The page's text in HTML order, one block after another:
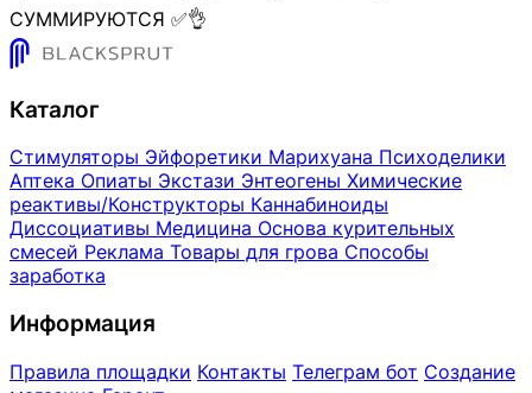
СУММИРУЮТСЯ ✅👌
Каталог
Стимуляторы Эйфоретики Марихуана Психоделики
Аптека Опиаты Экстази Энтеогены Химические
реактивы/Конструкторы Каннабиноиды
Диссоциативы Медицина Основа курительных
смесей Реклама Товары для грова Способы
заработка
Информация
Правила площадки Контакты Телеграм бот Создание